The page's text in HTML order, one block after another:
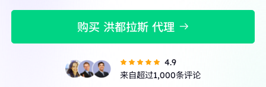
购买 洪都拉斯 代理
4.9
来自超过1,000条评论